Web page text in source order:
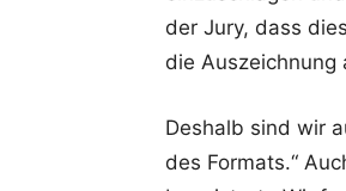
der Jury, dass
die Auszeichnung
Deshalb sind wir
des Formats.“